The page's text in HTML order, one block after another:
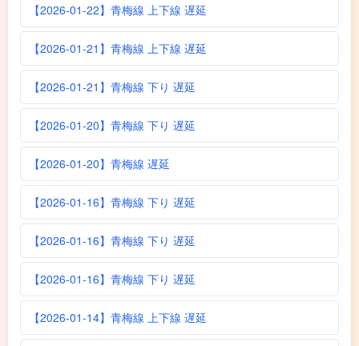
【2026-01-22】青梅線 上下線 遅延
【2026-01-21】青梅線 上下線 遅延
【2026-01-21】青梅線 下り 遅延
【2026-01-20】青梅線 下り 遅延
【2026-01-20】青梅線 遅延
【2026-01-16】青梅線 下り 遅延
【2026-01-16】青梅線 下り 遅延
【2026-01-16】青梅線 下り 遅延
【2026-01-14】青梅線 上下線 遅延